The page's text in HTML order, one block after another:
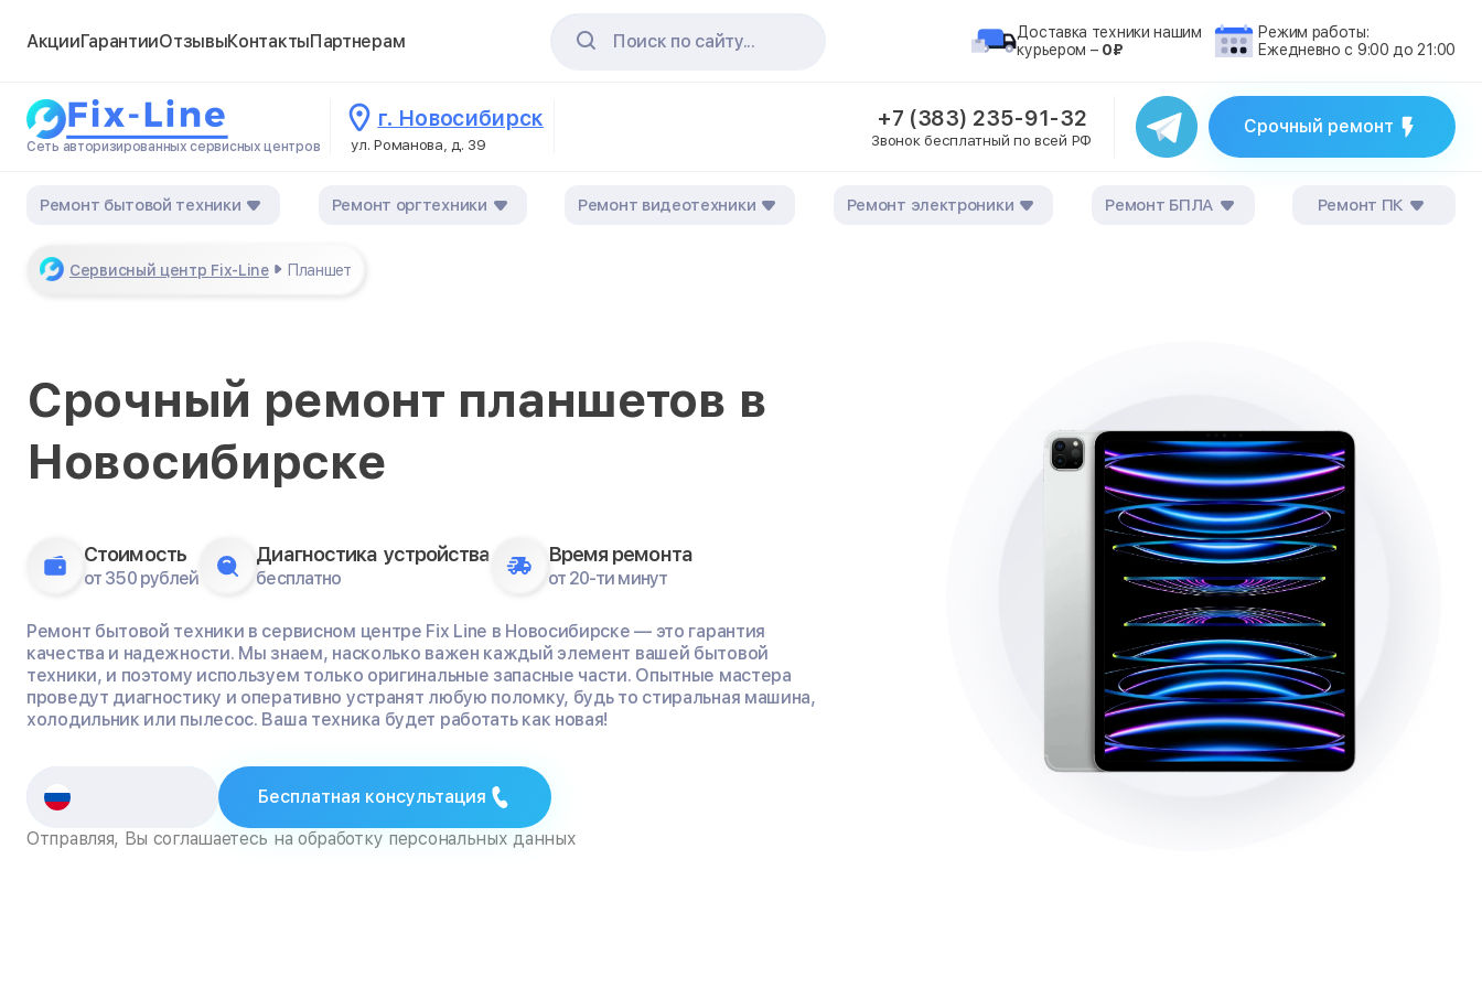
АкцииГарантииОтзывыКонтактыПартнерам Поиск по сайту...
Доставка техники нашим
курьером – 0₽
Режим работы:
Ежедневно с 9:00 до 21:00
Сеть авторизированных сервисных центров
г. Новосибирск
ул. Романова, д. 39
+7 (383) 235-91-32
Звонок бесплатный по всей РФ
Срочный ремонт
Ремонт бытовой техники Ремонт оргтехники Ремонт видеотехники Ремонт электроники Ремонт БПЛА Ремонт ПК
Сервисный центр Fix-Line Планшет
Срочный ремонт планшетов в
Новосибирске
Стоимость
от 350 рублей
Диагностика устройства
бесплатно
Время ремонта
от 20-ти минут
Ремонт бытовой техники в сервисном центре Fix Line в Новосибирске — это гарантия
качества и надежности. Мы знаем, насколько важен каждый элемент вашей бытовой
техники, и поэтому используем только оригинальные запасные части. Опытные мастера
проведут диагностику и оперативно устранят любую поломку, будь то стиральная машина,
холодильник или пылесос. Ваша техника будет работать как новая!
Бесплатная консультация
Отправляя, Вы соглашаетесь на обработку персональных данных